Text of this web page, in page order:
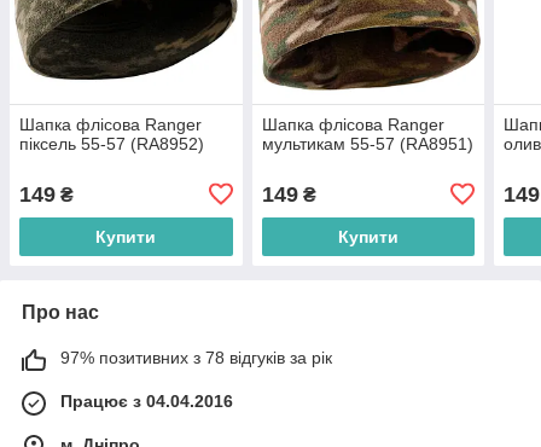
Шапка флісова Ranger
піксель 55-57 (RA8952)
149 ₴
Купити
Шапка флісова Ranger
мультикам 55-57 (RA8951)
149₴
Купити
149
Про нас
97% позитивних з 78 відгуків за рік
Працює з 04.04.2016